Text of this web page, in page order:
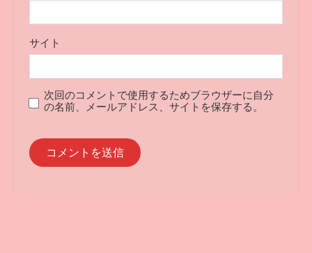
サイト
次回のコメントで使用するためブラウザーに自分
の名前、メールアドレス、サイトを保存する。